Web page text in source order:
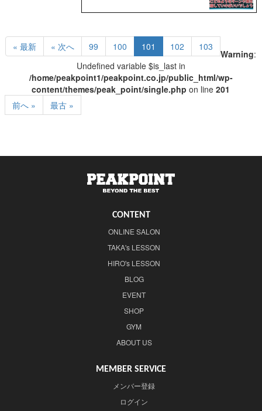
ていけばいいでしょうか？
« 最新
« 次へ 99 100 101 102 103
Warning:
Undefined variable $is_last in
/home/peakpoint1/peakpoint.co.jp/public_html/wp-
content/themes/peak_point/single.php on line201
前へ »
最古 »
CONTENT
ONLINE SALON
TAKA's LESSON
HIRO's LESSON
BLOG
EVENT
SHOP
GYM
ABOUT US
MEMBER SERVICE
メンバー登録
ログイン